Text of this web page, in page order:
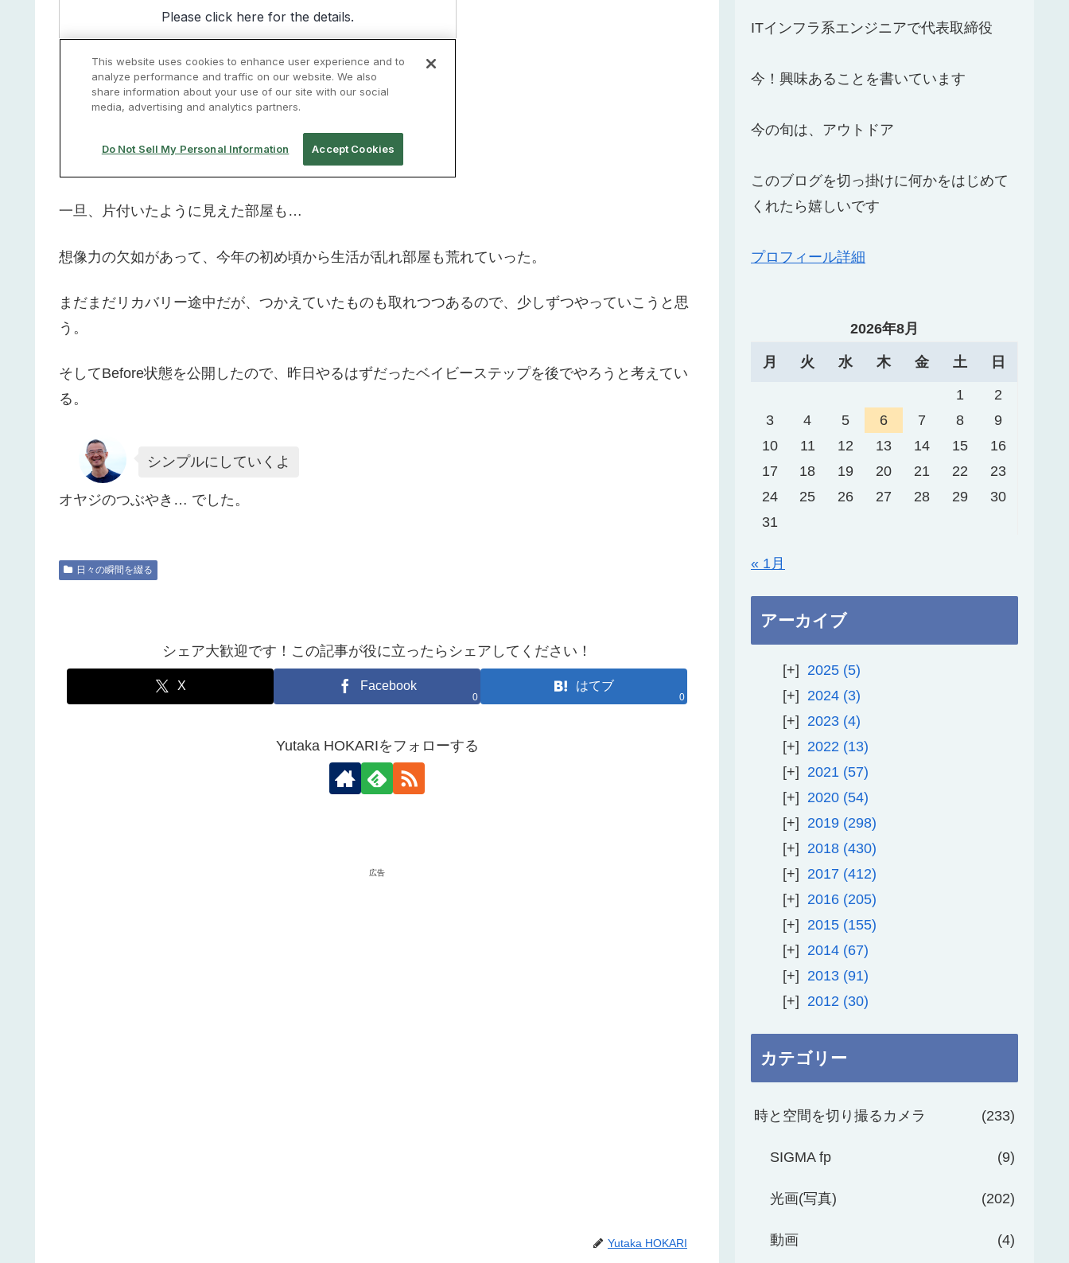
一旦、片付いたように見えた部屋も…
想像力の欠如があって、今年の初め頃から生活が乱れ部屋も荒れていった。
まだまだリカバリー途中だが、つかえていたものも取れつつあるので、少しずつやっていこうと思
う。
そしてBefore状態を公開したので、昨日やるはずだったベイビーステップを後でやろうと考えてい
る。
シンプルにしていくよ
オヤジのつぶやき… でした。
日々の瞬間を綴る
シェア大歓迎です！この記事が役に立ったらシェアしてください！
X Facebook
0
はてブ
0
Yutaka HOKARIをフォローする
広告
Yutaka HOKARI
ITインフラ系エンジニアで代表取締役
今！興味あることを書いています
今の旬は、アウトドア
このブログを切っ掛けに何かをはじめて
くれたら嬉しいです
プロフィール詳細
2026年8月
月 火 水 木 金 土 日
1
2
3
4 5 6 7 8
9
10
11 12 13 14 15
16
17
18 19 20 21 22
23
24
25 26 27 28 29
30
31
« 1月
アーカイブ
2025 5
2024 3
2023 4
2022
13
2021
57
2020 54
2019 298
2018 430
2017 412
2016 205
2015 155
2014 67
2013 91
2012
30
カテゴリー
時と空間を切り撮るカメラ 233
SIGMA fp 9
光画(写真) 202
動画 4